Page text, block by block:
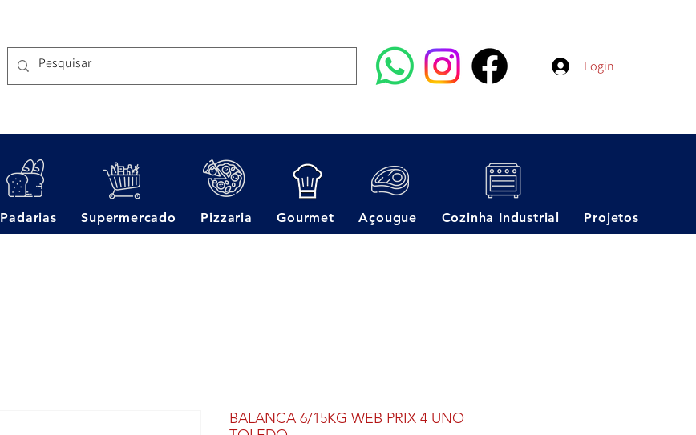
Login
BALANCA 6/15KG WEB PRIX 4 UNO
Padarias Supermercado Pizzaria Gourmet Açougue Cozinha Industrial Projetos